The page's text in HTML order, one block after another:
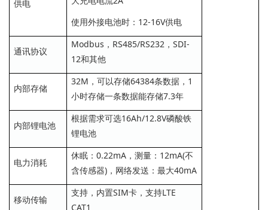
供电
使用外接电池时：12-16V供电
通讯协议
Modbus，RS485/RS232，SDI-
12和其他
内部存储
32M，可以存储64384条数据，1
小时存储一条数据能存储7.3年
内部锂电池
根据需求可选16Ah/12.8V磷酸铁
锂电池
电力消耗
休眠：0.22mA，测量：12mA(不
含传感器)，网络发送：最大40mA
移动传输
支持，内置SIM卡，支持LTE
CAT1